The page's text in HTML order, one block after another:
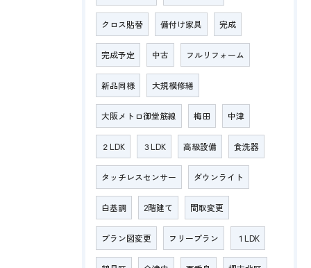
クロス貼替 備付け家具 完成
完成予定 中古 フルリフォーム
新品同様 大規模修繕
大阪メトロ御堂筋線 梅田 中津
２LDK ３LDK 高級設備 食洗器
タッチレスセンサー ダウンライト
白基調 2階建て 間取変更
プラン図変更 フリープラン １LDK